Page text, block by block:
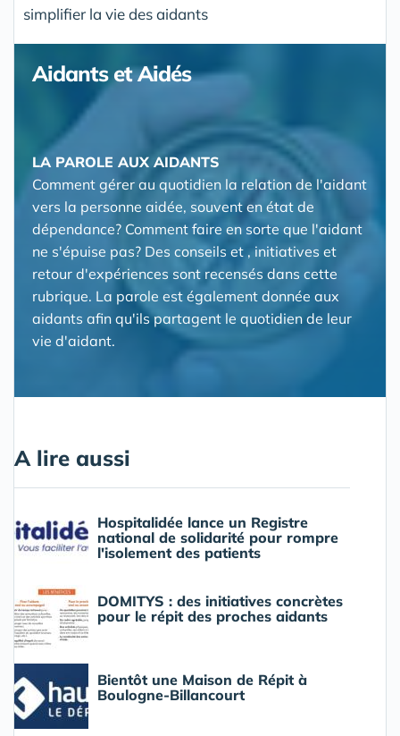
simplifier la vie des aidants
Aidants et Aidés
LA PAROLE AUX AIDANTS
Comment gérer au quotidien la relation de l'aidant
vers la personne aidée, souvent en état de
dépendance? Comment faire en sorte que l'aidant
ne s'épuise pas? Des conseils et , initiatives et
retour d'expériences sont recensés dans cette
rubrique. La parole est également donnée aux
aidants afin qu'ils partagent le quotidien de leur
vie d'aidant.
A lire aussi
Hospitalidée lance un Registre
national de solidarité pour rompre
l'isolement des patients
DOMITYS : des initiatives concrètes
pour le répit des proches aidants
Bientôt une Maison de Répit à
Boulogne-Billancourt